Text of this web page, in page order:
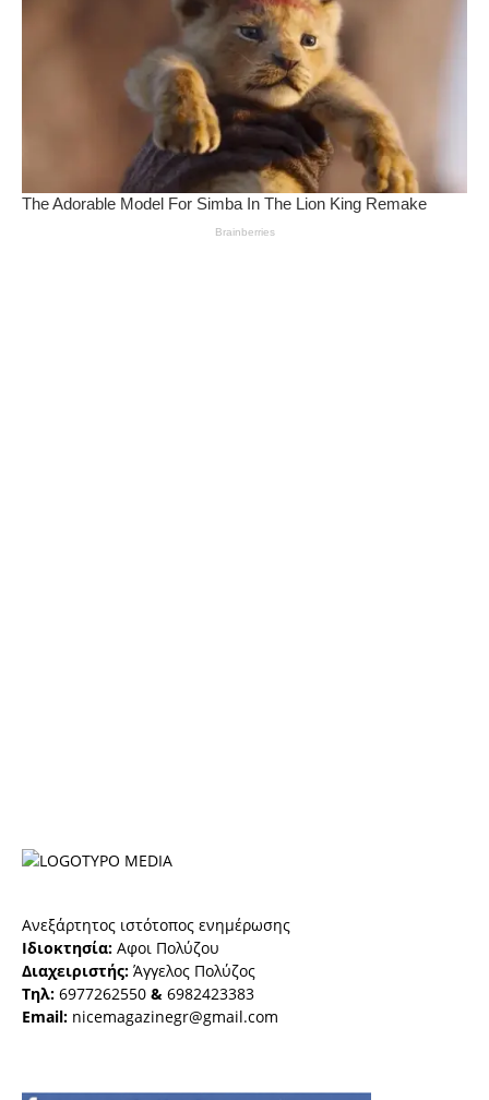
Ανεξάρτητος ιστότοπος ενημέρωσης
Ιδιοκτησία: Αφοι Πολύζου
Διαχειριστής: Άγγελος Πολύζος
Τηλ: 6977262550 & 6982423383
Email: nicemagazinegr@gmail.com